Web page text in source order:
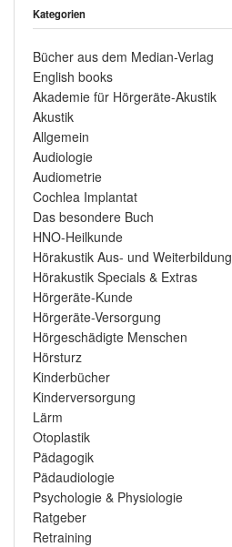
Kategorien
Bücher aus dem Median-Verlag
English books
Akademie für Hörgeräte-Akustik
Akustik
Allgemein
Audiologie
Audiometrie
Cochlea Implantat
Das besondere Buch
HNO-Heilkunde
Hörakustik Aus- und Weiterbildung
Hörakustik Specials & Extras
Hörgeräte-Kunde
Hörgeräte-Versorgung
Hörgeschädigte Menschen
Hörsturz
Kinderbücher
Kinderversorgung
Lärm
Otoplastik
Pädagogik
Pädaudiologie
Psychologie & Physiologie
Ratgeber
Retraining